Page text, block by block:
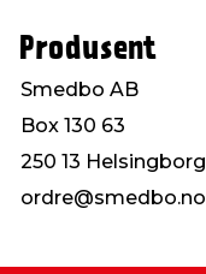
Produsent
Smedbo AB
Box 130 63
250 13 Helsingborg
ordre@smedbo.no